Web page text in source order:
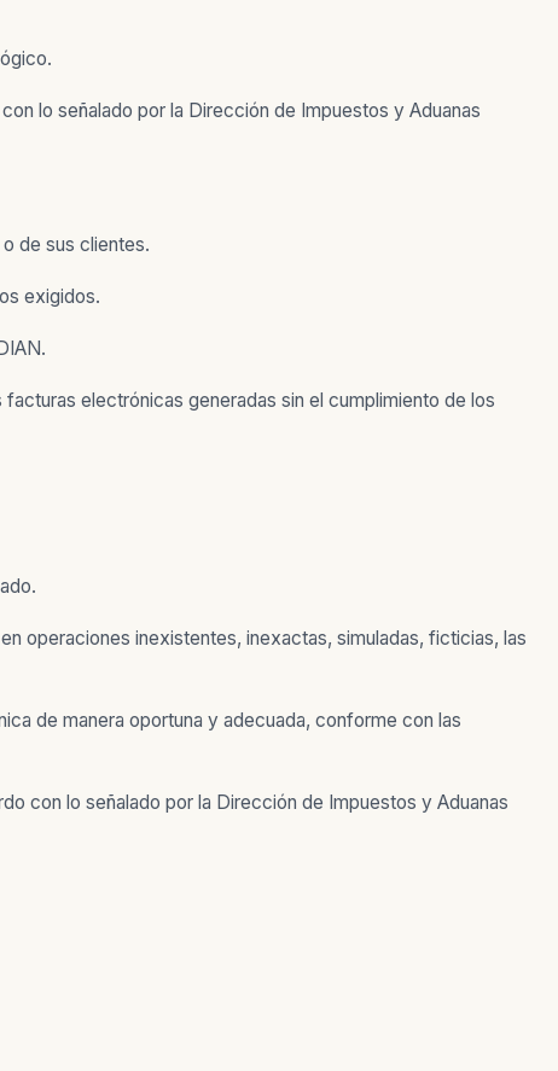
lo señalado por la Dirección de Impuestos y Aduanas
de sus clientes.
exigidos.
electrónicas generadas sin el cumplimiento de los
operaciones inexistentes, inexactas, simuladas, ficticias, las
de manera oportuna y adecuada, conforme con las
con lo señalado por la Dirección de Impuestos y Aduanas